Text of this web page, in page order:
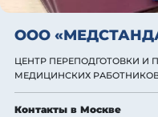
ООО
ЦЕНТР ПЕРЕПОДГОТОВКИ
МЕДИЦИНСКИХ
Контакты в Москве